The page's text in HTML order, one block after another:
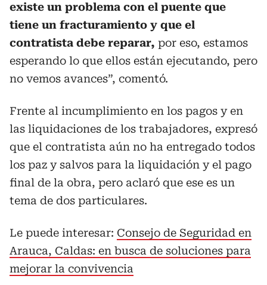
existe un problema con el puente que
tiene un fracturamiento y que el
contratista debe reparar, por eso, estamos
esperando lo que ellos están ejecutando, pero
no vemos avances”, comentó.
Frente al incumplimiento en los pagos y en
las liquidaciones de los trabajadores, expresó
que el contratista aún no ha entregado todos
los paz y salvos para la liquidación y el pago
final de la obra, pero aclaró que ese es un
tema de dos particulares.
Le puede interesar: Consejo de Seguridad en
Arauca, Caldas: en busca de soluciones para
mejorar la convivencia